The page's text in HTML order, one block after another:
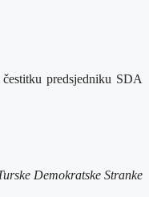
predsjedniku SDA
Demokratske Stranke